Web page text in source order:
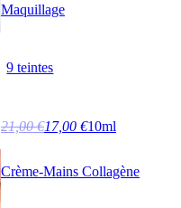
Maquillage
9 teintes
21,00 €17,00 €10ml
Crème-Mains Collagène